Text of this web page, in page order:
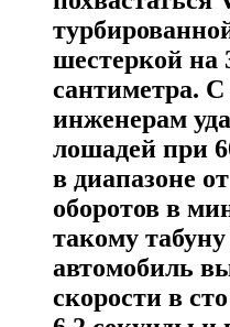
шестеркой на
сантиметра.
инженерам
лошадей при
в диапазоне
оборотов в
такому
автомобиль
скорости в